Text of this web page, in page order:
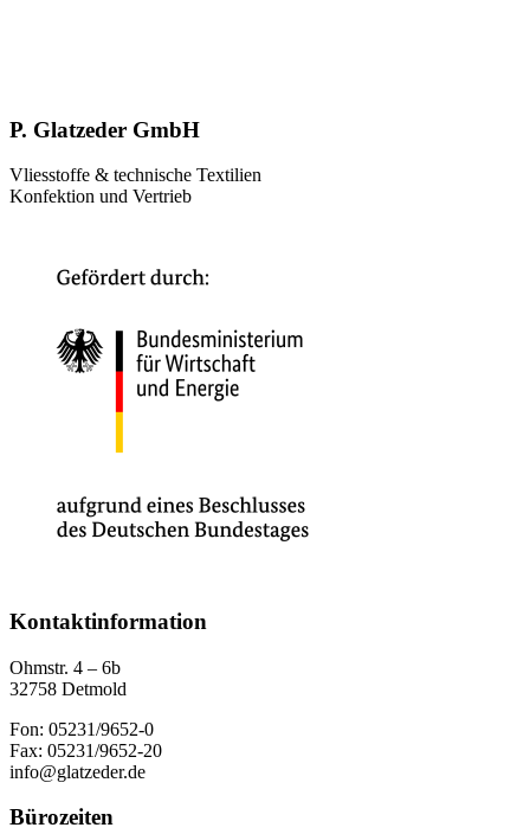
P. Glatzeder GmbH
Vliesstoffe & technische Textilien
Konfektion und Vertrieb
Kontaktinformation
Ohmstr. 4 – 6b
32758 Detmold
Fon: 05231/9652-0
Fax: 05231/9652-20
info@glatzeder.de
Bürozeiten